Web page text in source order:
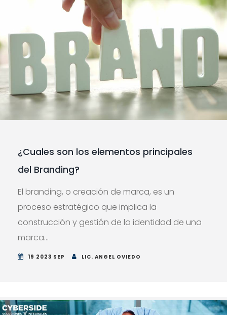
¿Cuales son los elementos principales
del Branding?
El branding, o creación de marca, es un
proceso estratégico que implica la
construcción y gestión de la identidad de una
marca...
19 2023 SEP LIC. ANGEL OVIEDO